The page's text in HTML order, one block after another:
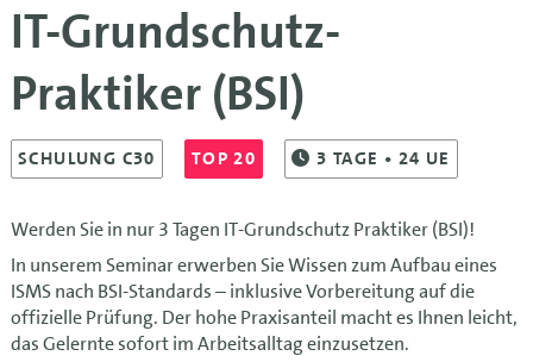
IT-Grundschutz-
Praktiker (BSI)
SCHULUNG C30 TOP 20 3 TAGE • 24 UE
Werden Sie in nur 3 Tagen IT-Grundschutz Praktiker (BSI)!
In unserem Seminar erwerben Sie Wissen zum Aufbau eines
ISMS nach BSI-Standards – inklusive Vorbereitung auf die
offizielle Prüfung. Der hohe Praxisanteil macht es Ihnen leicht,
das Gelernte sofort im Arbeitsalltag einzusetzen.